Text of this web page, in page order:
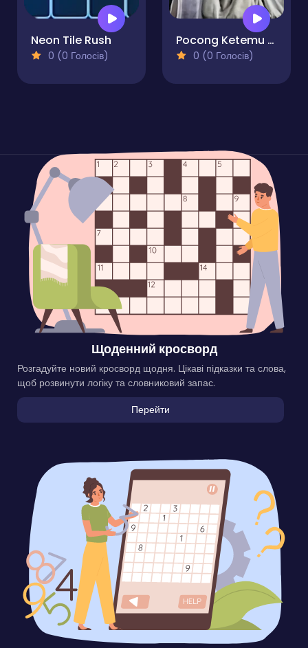
Neon Tile Rush
0 (0 Голосів)
Pocong Ketemu Kuntilanak
0 (0 Голосів)
Щоденний кросворд
Розгадуйте новий кросворд щодня. Цікаві підказки та слова,
щоб розвинути логіку та словниковий запас.
Перейти